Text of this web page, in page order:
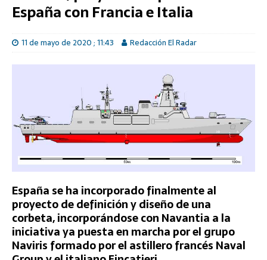
España con Francia e Italia
11 de mayo de 2020 ; 11:43 Redacción El Radar
España se ha incorporado finalmente al
proyecto de definición y diseño de una
corbeta, incorporándose con Navantia a la
iniciativa ya puesta en marcha por el grupo
Naviris formado por el astillero francés Naval